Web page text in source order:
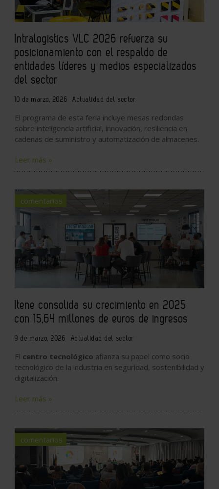
Intralogistics VLC 2026 refuerza su
posicionamiento con el respaldo de
entidades líderes y medios especializados
del sector
10 de marzo, 2026 Actualidad del sector
El programa de esta feria incluye mesas redondas
sobre inteligencia artificial, innovación, resiliencia en
cadenas de suministro y automatización de almacenes.
Leer más »
comentarios
Itene consolida su crecimiento en 2025
con 15,64 millones de euros de ingresos
9 de marzo, 2026 Actualidad del sector
El centro tecnológico afianza su papel como socio
tecnológico de la industria en seguridad, sostenibilidad y
digitalización.
Leer más »
comentarios